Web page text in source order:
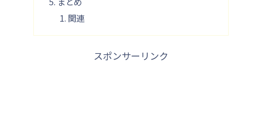
関連
スポンサーリンク